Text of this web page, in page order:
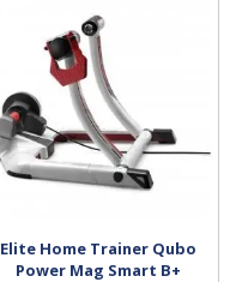
Elite Home Trainer Qubo
Power Mag Smart B+